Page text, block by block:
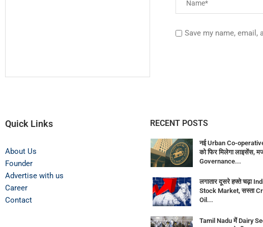
Save my name,
Quick Links
About Us
Founder
Advertise with us
Career
Contact
RECENT POSTS
नई Urban Co-
को फिर मिलेगा लाइसेंस,
Governance...
लगातार दूसरे हफ्ते चढ़ा
Stock Market, सस्ता
Oil...
Tamil Nadu में Dairy